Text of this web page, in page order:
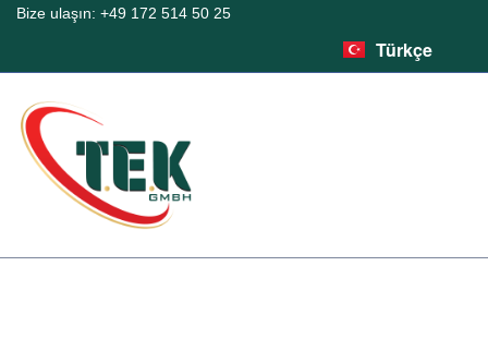
Bize ulaşın: +49 172 514 50 25
Türkçe
English